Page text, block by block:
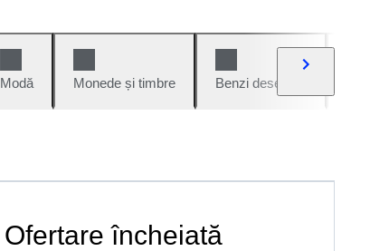
Modă Monede și timbre Benzi desenate
Ofertare încheiată